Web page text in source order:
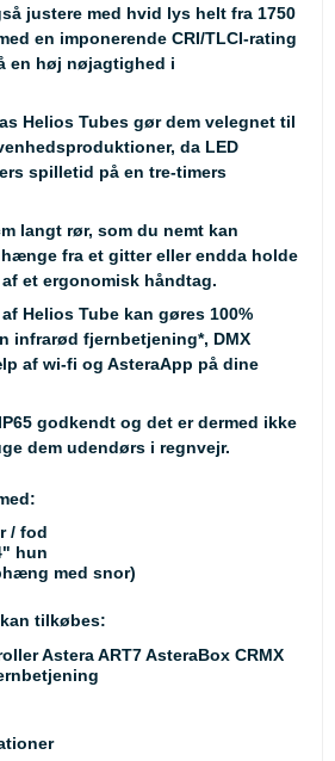
justere med hvid lys helt fra 1750
en imponerende CRI/TLCI-rating
en høj nøjagtighed i
Helios Tubes gør dem velegnet til
da LED
spilletid på en tre-timers
langt rør, som du nemt kan
fra et gitter eller endda holde
et ergonomisk håndtag.
Helios Tube kan gøres 100%
infrarød fjernbetjening*, DMX
af wi-fi og AsteraApp på dine
godkendt og det er dermed ikke
dem udendørs i regnvejr.
/ fod
hun
med snor)
tilkøbes:
Astera ART7 AsteraBox CRMX